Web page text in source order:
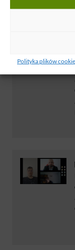
Polityka plików